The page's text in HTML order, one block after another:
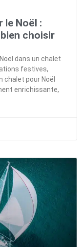
le Noël :
choisir
dans un chalet
festives,
chalet pour Noël
enrichissante,